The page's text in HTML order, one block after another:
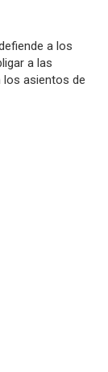
a los
a las
los asientos de